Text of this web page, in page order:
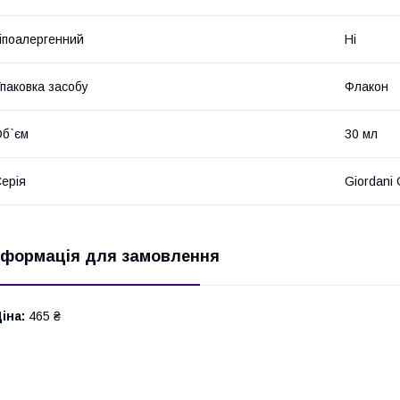
Ні
засобу Флакон
30 мл
Giordani
для замовлення
465 ₴